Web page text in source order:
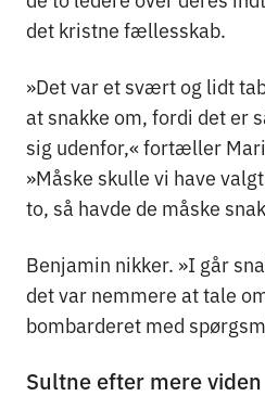
det kristne fællesskab.
»Det var et svært og lidt
at snakke om, fordi det er
sig udenfor,« fortæller
»Måske skulle vi have
to, så havde de måske
Benjamin nikker. »I går
det var nemmere at tale
bombarderet med
Sultne efter mere viden